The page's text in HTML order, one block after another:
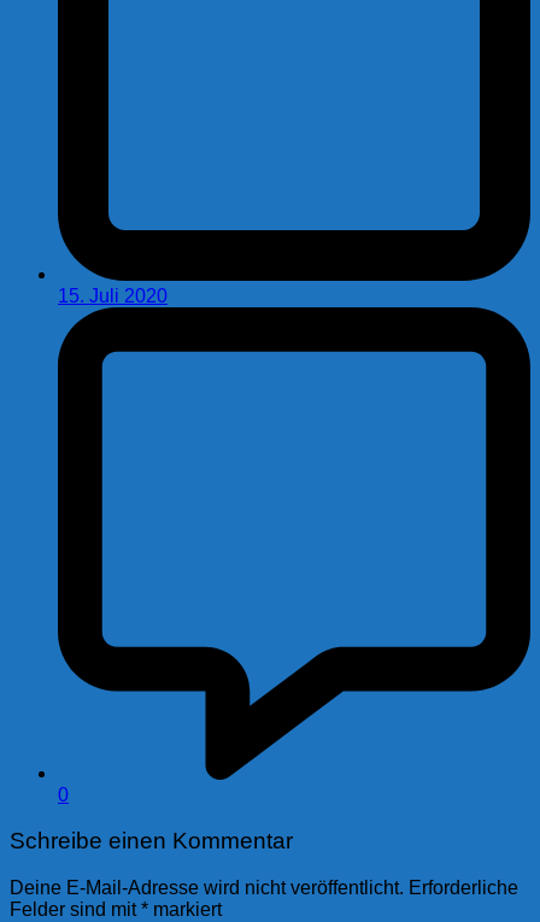
15. Juli 2020
0
Schreibe einen Kommentar
Deine E-Mail-Adresse wird nicht veröffentlicht. Erforderliche
Felder sind mit* markiert